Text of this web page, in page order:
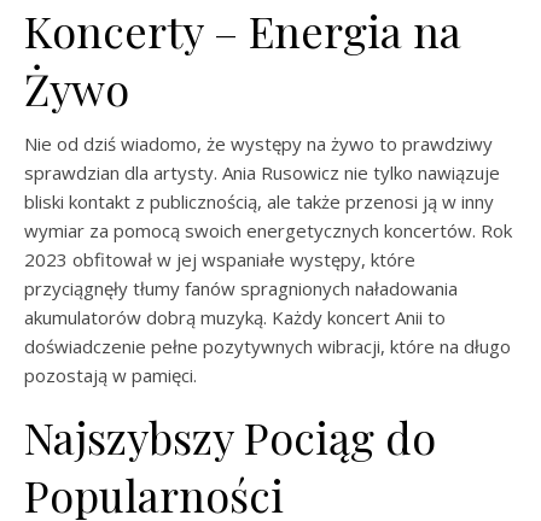
Koncerty – Energia na
Żywo
Nie od dziś wiadomo, że występy na żywo to prawdziwy
sprawdzian dla artysty. Ania Rusowicz nie tylko nawiązuje
bliski kontakt z publicznością, ale także przenosi ją w inny
wymiar za pomocą swoich energetycznych koncertów. Rok
2023 obfitował w jej wspaniałe występy, które
przyciągnęły tłumy fanów spragnionych naładowania
akumulatorów dobrą muzyką. Każdy koncert Anii to
doświadczenie pełne pozytywnych wibracji, które na długo
pozostają w pamięci.
Najszybszy Pociąg do
Popularności